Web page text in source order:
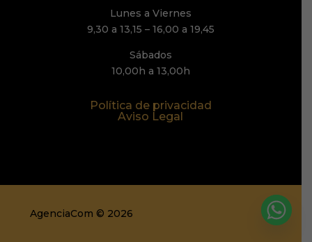
Lunes a Viernes
9,30 a 13,15 – 16,00 a 19,45
Sábados
10,00h a 13,00h
Política de privacidad
Aviso Legal
AgenciaCom © 2026